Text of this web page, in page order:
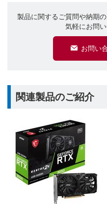
製品に関するご質問や納期
気軽にお問
お問い
関連製品のご紹介